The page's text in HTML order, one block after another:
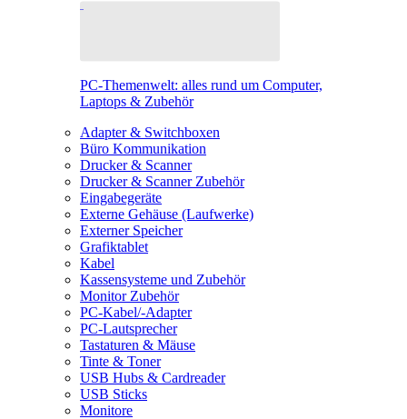
PC-Themenwelt: alles rund um Computer,
Laptops & Zubehör
Adapter & Switchboxen
Büro Kommunikation
Drucker & Scanner
Drucker & Scanner Zubehör
Eingabegeräte
Externe Gehäuse (Laufwerke)
Externer Speicher
Grafiktablet
Kabel
Kassensysteme und Zubehör
Monitor Zubehör
PC-Kabel/-Adapter
PC-Lautsprecher
Tastaturen & Mäuse
Tinte & Toner
USB Hubs & Cardreader
USB Sticks
Monitore